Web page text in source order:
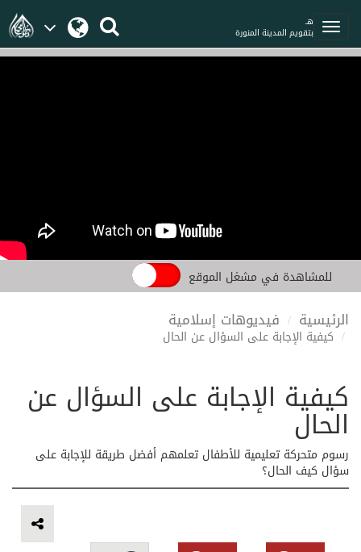
هـ
بتقويم المدينة المنورة
للمشاهدة في مشغل الموقع
الرئيسية فيديوهات إسلامية
كيفية الإجابة على السؤال عن الحال
كيفية الإجابة على السؤال عن
الحال
رسوم متحركة تعليمية للأطفال تعلمهم أفضل طريقة للإجابة على
سؤال كيف الحال؟